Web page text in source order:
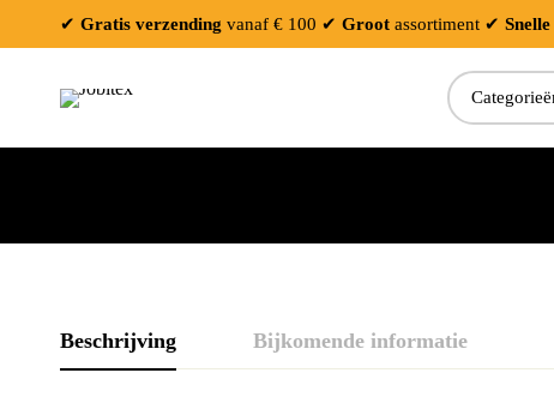
✔ Gratis verzending vanaf € 100 ✔ Groot assortiment ✔ Snelle
Beschrijving Bijkomende informatie